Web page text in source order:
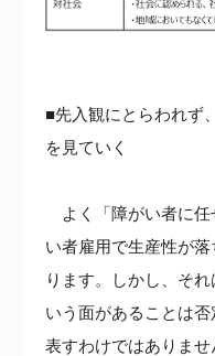
■先入観にとらわれず
を見ていく
よく「障がい者に任
い者雇用で生産性が
ります。しかし、そ
いう面があることは
表すわけではありま